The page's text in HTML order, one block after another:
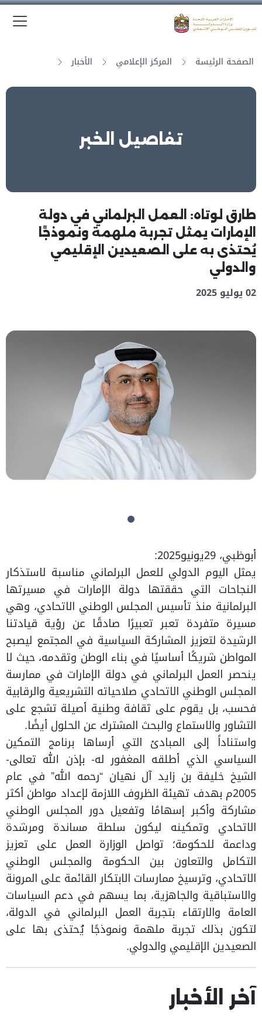
الصفحة الرئيسة المركز الإعلامي الأخبار
تفاصيل الخبر
طارق لوتاه: العمل البرلماني في دولة
الإمارات يمثل تجربة ملهمة ونموذجًا
يُحتذى به على الصعيدين الإقليمي
والدولي
02 يوليو 2025
أبوظبي، 29يونيو2025:
يمثل اليوم الدولي للعمل البرلماني مناسبة لاستذكار
النجاحات التي حققتها دولة الإمارات في مسيرتها
البرلمانية منذ تأسيس المجلس الوطني الاتحادي، وهي
مسيرة متفردة تعبر تعبيرًا صادقًا عن رؤية قيادتنا
الرشيدة لتعزيز المشاركة السياسية في المجتمع ليصبح
المواطن شريكًا أساسيًا في بناء الوطن وتقدمه، حيث لا
ينحصر العمل البرلماني في دولة الإمارات في ممارسة
المجلس الوطني الاتحادي صلاحياته التشريعية والرقابية
فحسب، بل يقوم على ثقافة وطنية أصيلة تشجع على
التشاور والاستماع والبحث المشترك عن الحلول أيضًا.
واستناداً إلى المبادئ التي أرساها برنامج التمكين
السياسي الذي أطلقه المغفور له- بإذن الله تعالى-
الشيخ خليفة بن زايد آل نهيان “رحمه الله” في عام
2005م بهدف تهيئة الظروف اللازمة لإعداد مواطن أكثر
مشاركة وأكبر إسهامًا وتفعيل دور المجلس الوطني
الاتحادي وتمكينه ليكون سلطة مساندة ومرشدة
وداعمة للحكومة؛ تواصل الوزارة العمل على تعزيز
التكامل والتعاون بين الحكومة والمجلس الوطني
الاتحادي، وترسيخ ممارسات الابتكار القائمة على المرونة
والاستباقية والجاهزية، بما يسهم في دعم السياسات
العامة والارتقاء بتجربة العمل البرلماني في الدولة،
لتكون بذلك تجربة ملهمة ونموذجًا يُحتذى بها على
الصعيدين الإقليمي والدولي.
آخر الأخبار